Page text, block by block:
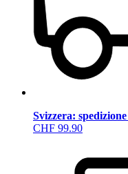
Svizzera:
CHF 99.90